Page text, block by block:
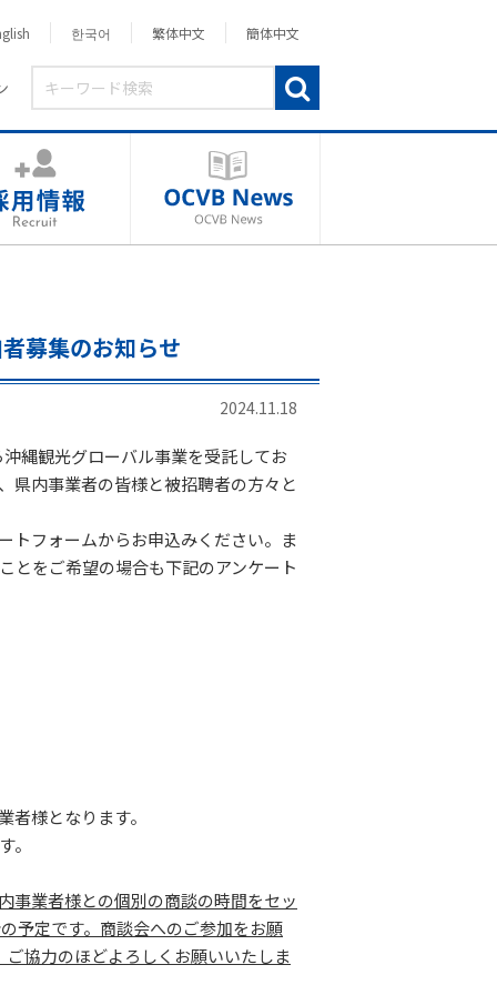
한국어 繁体中文 簡体中文
募集のお知らせ
2024.11.18
縄観光グローバル事業を受託してお
県内事業者の皆様と被招聘者の方々と
フォームからお申込みください。ま
とをご希望の場合も下記のアンケート
様となります。
。
事業者様との個別の商談の時間をセッ
予定です。商談会へのご参加をお願
協力のほどよろしくお願いいたしま